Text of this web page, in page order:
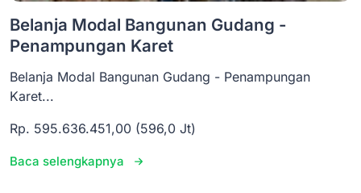
Belanja Modal Bangunan Gudang -
Penampungan Karet
Belanja Modal Bangunan Gudang - Penampungan
Karet...
Rp. 595.636.451,00 (596,0 Jt)
Baca selengkapnya